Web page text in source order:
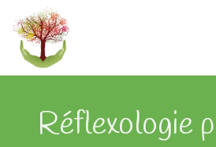
Se rendre au contenu
Réflexologie